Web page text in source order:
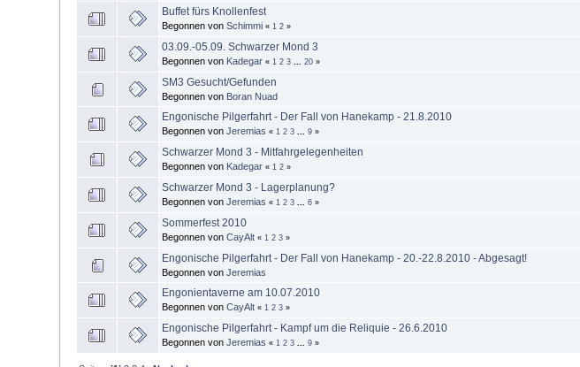
Buffet fürs Knollenfest
Begonnen vonSchimmi «1 2 »
03.09.-05.09. Schwarzer Mond 3
Begonnen von Kadegar «1 2 3 ...20 »
SM3 Gesucht/Gefunden
Begonnen von Boran Nuad
Engonische Pilgerfahrt - Der Fall von Hanekamp - 21.8.2010
Begonnen vonJeremias «1 2 3 ...9 »
Schwarzer Mond 3 - Mitfahrgelegenheiten
Begonnen von Kadegar «1 2 »
Schwarzer Mond 3 - Lagerplanung?
Begonnen vonJeremias «1 2 3 ...6 »
Sommerfest 2010
Begonnen vonCayAlt «1 2 3 »
Engonische Pilgerfahrt - Der Fall von Hanekamp - 20.-22.8.2010 - Abgesagt!
Begonnen vonJeremias
Engonientaverne am 10.07.2010
Begonnen vonCayAlt «1 2 3 »
Engonische Pilgerfahrt - Kampf um die Reliquie - 26.6.2010
Begonnen vonJeremias «1 2 3 ...9 »